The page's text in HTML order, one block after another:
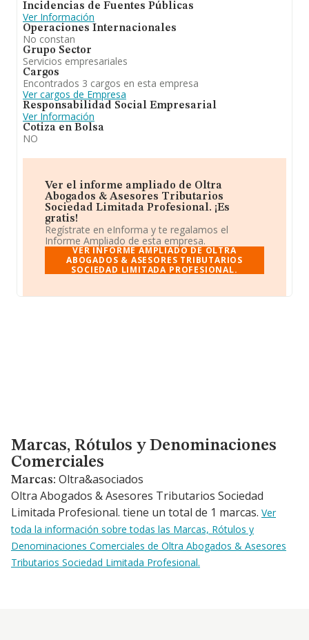
Incidencias de Fuentes Públicas
Ver Información
Operaciones Internacionales
No constan
Grupo Sector
Servicios empresariales
Cargos
Encontrados 3 cargos en esta empresa
Ver cargos de Empresa
Responsabilidad Social Empresarial
Ver Información
Cotiza en Bolsa
NO
Ver el informe ampliado de Oltra
Abogados & Asesores Tributarios
Sociedad Limitada Profesional. ¡Es
gratis!
Regístrate en eInforma y te regalamos el
Informe Ampliado de esta empresa.
VER INFORME AMPLIADO DE OLTRA
ABOGADOS & ASESORES TRIBUTARIOS
SOCIEDAD LIMITADA PROFESIONAL.
Marcas, Rótulos y Denominaciones Comerciales
Marcas, Rótulos y Denominaciones
Comerciales
Marcas: Oltra&asociados
Oltra Abogados & Asesores Tributarios Sociedad
Limitada Profesional. tiene un total de 1 marcas. Ver
toda la información sobre todas las Marcas, Rótulos y
Denominaciones Comerciales de Oltra Abogados & Asesores
Tributarios Sociedad Limitada Profesional.